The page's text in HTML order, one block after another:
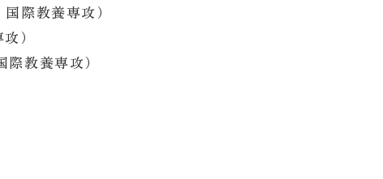
際教養専攻）
）
教養専攻）